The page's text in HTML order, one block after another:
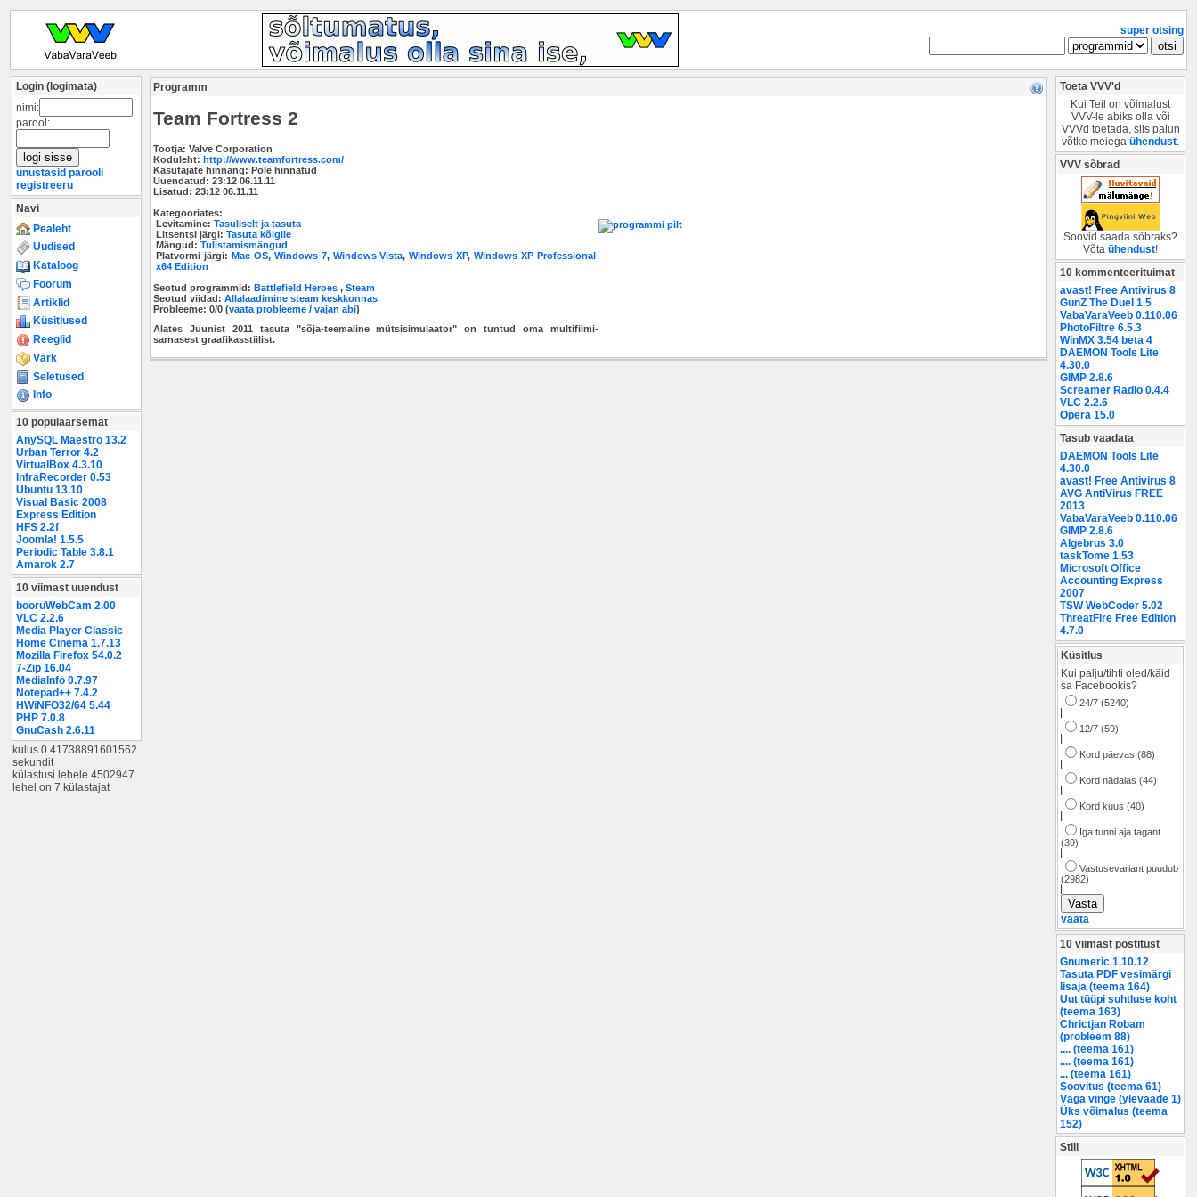
super otsing
Login (logimata)
nimi:
parool:
unustasid parooli
registreeru
Navi
Pealeht
Uudised
Kataloog
Foorum
Artiklid
Küsitlused
Reeglid
Värk
Seletused
Info
10 populaarsemat
AnySQL Maestro 13.2
Urban Terror 4.2
VirtualBox 4.3.10
InfraRecorder 0.53
Ubuntu 13.10
Visual Basic 2008
Express Edition
HFS 2.2f
Joomla! 1.5.5
Periodic Table 3.8.1
Amarok 2.7
10 viimast uuendust
booruWebCam 2.00
VLC 2.2.6
Media Player Classic
Home Cinema 1.7.13
Mozilla Firefox 54.0.2
7-Zip 16.04
MediaInfo 0.7.97
Notepad++ 7.4.2
HWiNFO32/64 5.44
PHP 7.0.8
GnuCash 2.6.11
kulus 0.41738891601562
sekundit
külastusi lehele 4502947
lehel on 7 külastajat
Programm
Team Fortress 2
Tootja: Valve Corporation
Koduleht: http://www.teamfortress.com/
Kasutajate hinnang: Pole hinnatud
Uuendatud: 23:12 06.11.11
Lisatud: 23:12 06.11.11
Kategooriates:
Levitamine: Tasuliselt ja tasuta
Litsentsi järgi: Tasuta kõigile
Mängud: Tulistamismängud
Platvormi järgi: Mac OS, Windows 7, Windows Vista,Windows XP,Windows XP Professional
x64 Edition
Seotud programmid: Battlefield Heroes , Steam
Seotud viidad: Allalaadimine steam keskkonnas
Probleeme: 0/0 (vaata probleeme / vajan abi)
Alates Juunist 2011 tasuta "sõja-teemaline mütsisimulaator" on tuntud oma multifilmi-
sarnasest graafikasstiilist.
Toeta VVV'd
Kui Teil on võimalust
VVV-le abiks olla või
VVVd toetada, siis palun
võtke meiega ühendust.
VVV sõbrad
Soovid saada sõbraks?
Võta ühendust!
10 kommenteerituimat
avast! Free Antivirus 8
GunZ The Duel 1.5
VabaVaraVeeb 0.110.06
PhotoFiltre 6.5.3
WinMX 3.54 beta 4
DAEMON Tools Lite
4.30.0
GIMP 2.8.6
Screamer Radio 0.4.4
VLC 2.2.6
Opera 15.0
Tasub vaadata
DAEMON Tools Lite
4.30.0
avast! Free Antivirus 8
AVG AntiVirus FREE
2013
VabaVaraVeeb 0.110.06
GIMP 2.8.6
Algebrus 3.0
taskTome 1.53
Microsoft Office
Accounting Express
2007
TSW WebCoder 5.02
ThreatFire Free Edition
4.7.0
Küsitlus
Kui palju/tihti oled/käid
sa Facebookis?
24/7 (5240)
|
12/7 (59)
|
Kord päevas (88)
|
Kord nädalas (44)
|
Kord kuus (40)
|
Iga tunni aja tagant
(39)
|
Vastusevariant puudub
(2982)
|
vaata
10 viimast postitust
Gnumeric 1.10.12
Tasuta PDF vesimärgi
lisaja (teema 164)
Uut tüüpi suhtluse koht
(teema 163)
Chrictjan Robam
(probleem 88)
.... (teema 161)
.... (teema 161)
... (teema 161)
Soovitus (teema 61)
Väga vinge (ylevaade 1)
Üks võimalus (teema
152)
Stiil